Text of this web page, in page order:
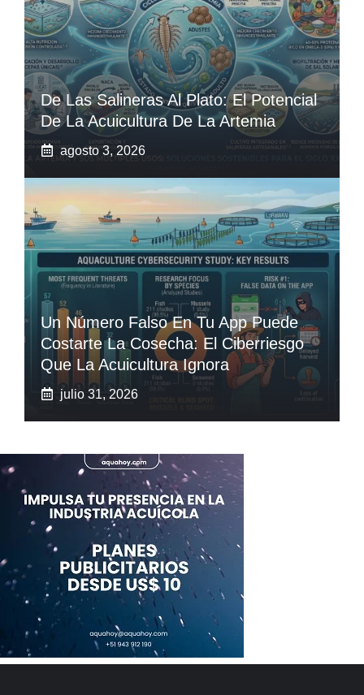
De Las Salineras Al Plato: El Potencial
De La Acuicultura De La Artemia
agosto 3, 2026
Un Número Falso En Tu App Puede
Costarte La Cosecha: El Ciberriesgo
Que La Acuicultura Ignora
julio 31, 2026